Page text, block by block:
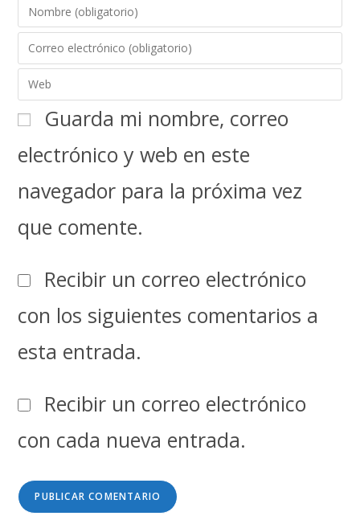
Guarda mi nombre, correo
electrónico y web en este
navegador para la próxima vez
que comente.
Recibir un correo electrónico
con los siguientes comentarios a
esta entrada.
Recibir un correo electrónico
con cada nueva entrada.